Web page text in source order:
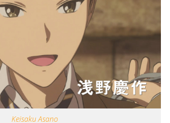
Keisaku Asano